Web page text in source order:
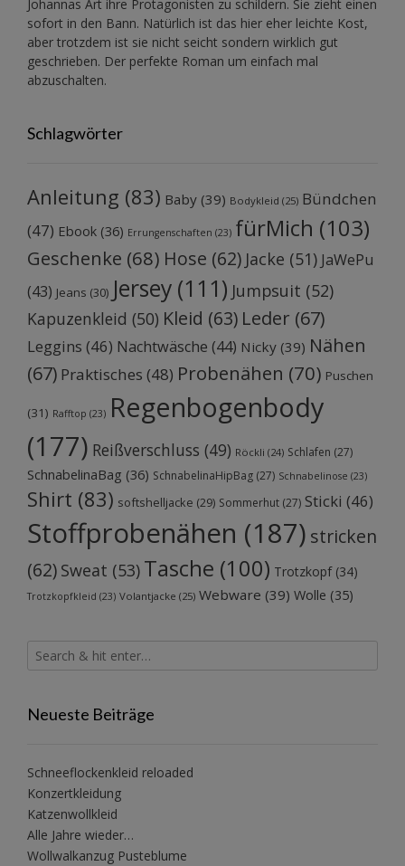
Johannas Art ihre Protagonisten zu schildern. Sie zieht einen
sofort in den Bann. Natürlich ist das hier eher leichte Kost,
aber trotzdem ist sie nicht seicht sondern wirklich gut
geschrieben. Der perfekte Roman um einfach mal
abzuschalten.
Schlagwörter
Anleitung (83) Baby (39) Bodykleid (25) Bündchen
(47) Ebook (36) Errungenschaften (23) fürMich (103)
Geschenke (68) Hose (62) Jacke (51) JaWePu
(43) Jeans (30) Jersey (111) Jumpsuit (52)
Kapuzenkleid (50) Kleid (63) Leder (67)
Leggins (46) Nachtwäsche (44) Nicky (39) Nähen
(67) Praktisches (48) Probenähen (70) Puschen
(31) Rafftop (23) Regenbogenbody
(177) Reißverschluss (49) Röckli (24) Schlafen (27)
SchnabelinaBag (36) SchnabelinaHipBag (27) Schnabelinose (23)
Shirt (83) softshelljacke (29) Sommerhut (27) Sticki (46)
Stoffprobenähen (187) stricken
(62) Sweat (53) Tasche (100) Trotzkopf(34)
Trotzkopfkleid (23) Volantjacke (25) Webware (39) Wolle (35)
Neueste Beiträge
Schneeflockenkleid reloaded
Konzertkleidung
Katzenwollkleid
Alle Jahre wieder…
Wollwalkanzug Pusteblume